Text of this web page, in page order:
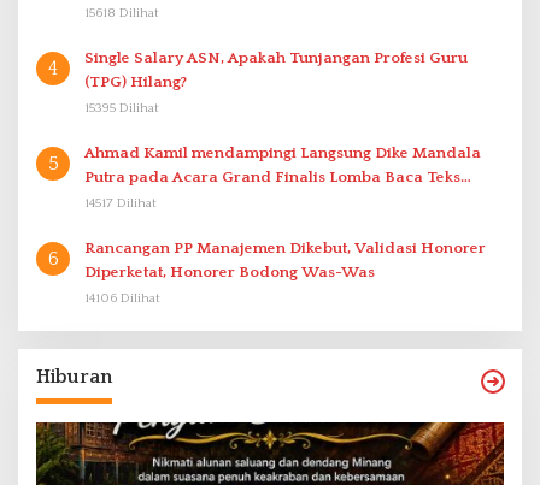
15618 Dilihat
4
Single Salary ASN, Apakah Tunjangan Profesi Guru
(TPG) Hilang?
15395 Dilihat
5
Ahmad Kamil mendampingi Langsung Dike Mandala
Putra pada Acara Grand Finalis Lomba Baca Teks
Proklamasi Mirip Bung Karno di Bali
14517 Dilihat
6
Rancangan PP Manajemen Dikebut, Validasi Honorer
Diperketat, Honorer Bodong Was-Was
14106 Dilihat
Hiburan